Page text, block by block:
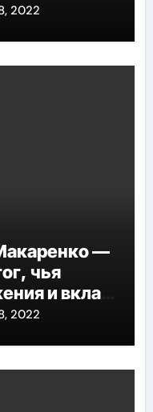
2022
—
чья
и вклад
2022